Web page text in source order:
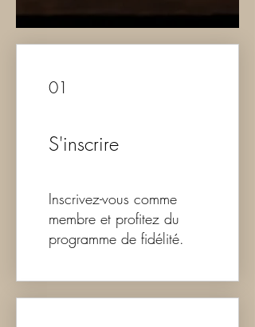
01
S'inscrire
Inscrivez-vous comme
membre et profitez du
programme de fidélité.